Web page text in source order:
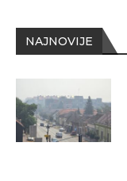
NAJNOVIJE